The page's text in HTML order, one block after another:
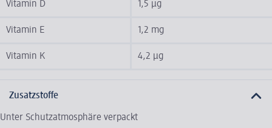
Vitamin D 1,5 µg
Vitamin E 1,2 mg
Vitamin K 4,2 µg
Zusatzstoffe
Unter Schutzatmosphäre verpackt